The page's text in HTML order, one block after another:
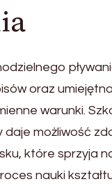
oraz
warunki.
daje możliwość
które sprzyja
nauki